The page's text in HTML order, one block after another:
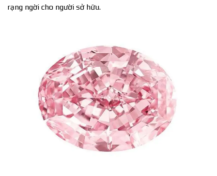
rạng ngời cho người sở hữu.